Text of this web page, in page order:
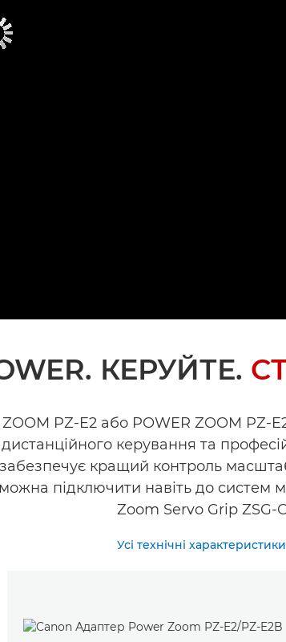
КЕРУЙТЕ.
PZ-E2 або POWER ZOOM PZ-
керування та
кращий контроль
підключити навіть до систем
Zoom Servo Grip ZSG-
Усі технічні характеристики